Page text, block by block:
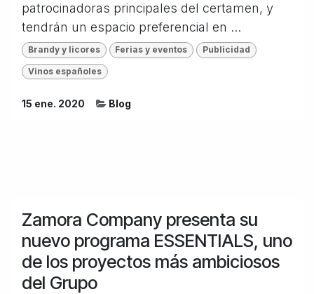
patrocinadoras principales del certamen, y
tendrán un espacio preferencial en ...
Brandy y licores Ferias y eventos Publicidad
Vinos españoles
15 ene. 2020 Blog
Zamora Company presenta su
nuevo programa ESSENTIALS, uno
de los proyectos más ambiciosos
del Grupo